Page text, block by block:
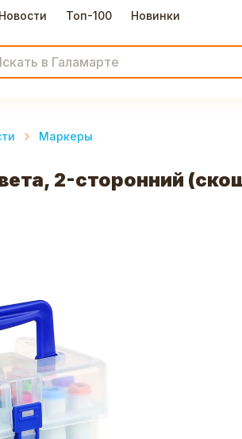
Новости Топ-100 Новинки
Маркеры
2-сторонний